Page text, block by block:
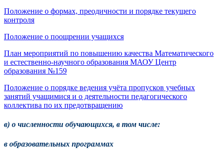
Положение о формах, преодичности и порядке текущего
контроля
Положение о поощрении учащихся
План мероприятий по повышению качества Математического
и естественно-научного образования МАОУ Центр
образования №159
Положение о порядке ведения учёта пропусков учебных
занятий учащимися и о деятельности педагогического
коллектива по их предотвращению
в) о численности обучающихся, в том числе:
в образовательных программах